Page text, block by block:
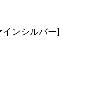
ンシルバー]